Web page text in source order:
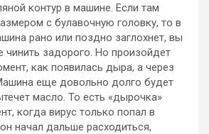
контур в машине. Если там
с булавочную головку, то в
рано или поздно заглохнет, вы
задорого. Но произойдет
как появилась дыра, а через
еще довольно долго будет
масло. То есть «дырочка»
когда вирус только попал в
начал дальше расходиться,